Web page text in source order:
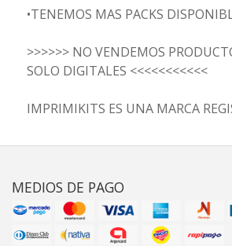
•TENEMOS MAS PACKS
>>>>>> NO VENDEMOS
SOLO DIGITALES <<<<<<<<<<<
IMPRIMIKITS ES UNA MARCA
MEDIOS DE PAGO